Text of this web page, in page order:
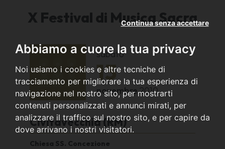
Abbiamo a cuore la tua privacy
Noi usiamo i cookies e altre tecniche di
tracciamento per migliorare la tua esperienza di
navigazione nel nostro sito, per mostrarti
contenuti personalizzati e annunci mirati, per
analizzare il traffico sul nostro sito, e per capire da
dove arrivano i nostri visitatori.
Continua senza accettare
X Festival di Musica Sacra
sabato
13
novembre2010
Civitavecchia (RM)
Chiesa SS. Concezione